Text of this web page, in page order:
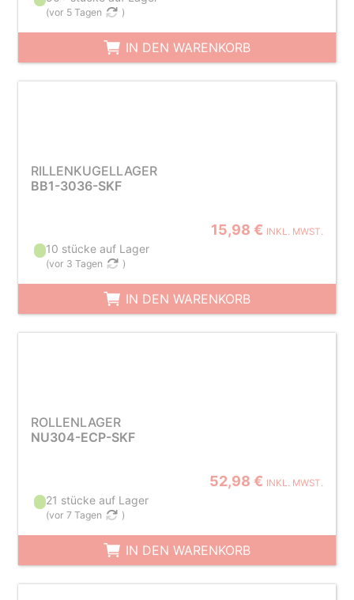
(vor 5 Tagen )
IN DEN WARENKORB
RILLENKUGELLAGER
BB1-3036-SKF
15,98 € INKL. MWST.
10 stücke auf Lager
(vor 3 Tagen )
IN DEN WARENKORB
ROLLENLAGER
NU304-ECP-SKF
52,98 € INKL. MWST.
21 stücke auf Lager
(vor 7 Tagen )
IN DEN WARENKORB